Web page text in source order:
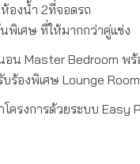
องน้ำ 2ที่จอดรถ
พิเศษ ที่ให้มากกว่าคู่แข่ง
อน Master Bedroom พ
ร้องพิเศษ Lounge Room
โครงการด้วยระบบ Easy